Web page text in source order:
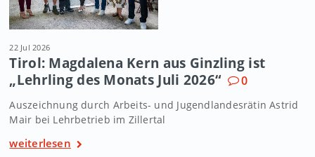
22 Jul 2026
Tirol: Magdalena Kern aus Ginzling ist
„Lehrling des Monats Juli 2026“
0
Auszeichnung durch Arbeits- und Jugendlandesrätin Astrid
Mair bei Lehrbetrieb im Zillertal
weiterlesen